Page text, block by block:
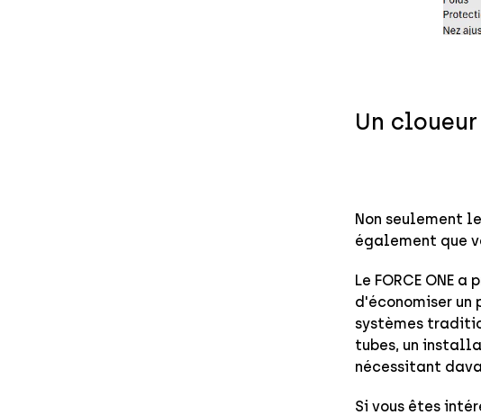
Un
Non seulement
également que
Le FORCE ONE
d'économiser
systèmes
tubes, un
nécessitant
Si vous êtes